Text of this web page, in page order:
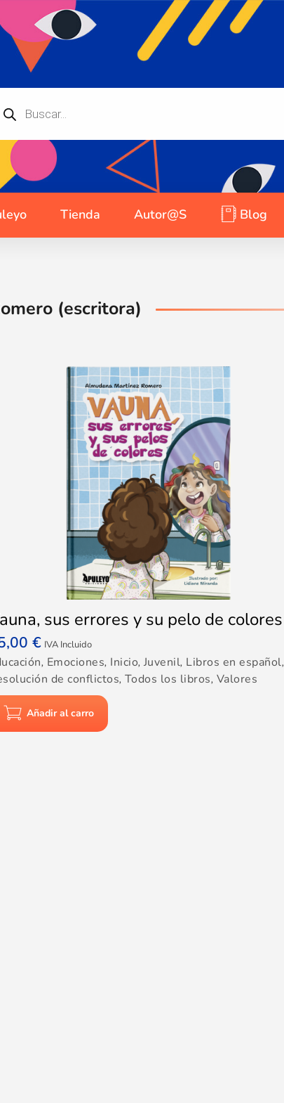
Tienda Autor@s Blog
(escritora)
sus errores y su pelo de colores
€ IVA Incluido
, Emociones, Inicio,Juvenil, Libros en español,
de conflictos, Todos los libros, Valores
Añadir al carro